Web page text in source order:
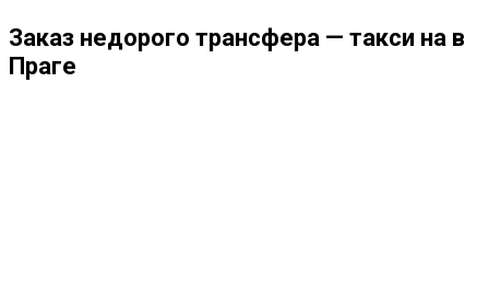
Заказ недорого трансфера — такси на в
Праге